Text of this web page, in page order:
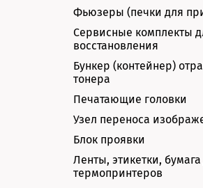
Фьюзеры (печки для
Сервисные комплекты
восстановления
Бункер (контейнер)
тонера
Печатающие головки
Узел переноса
Блок проявки
Ленты, этикетки,
термопринтеров